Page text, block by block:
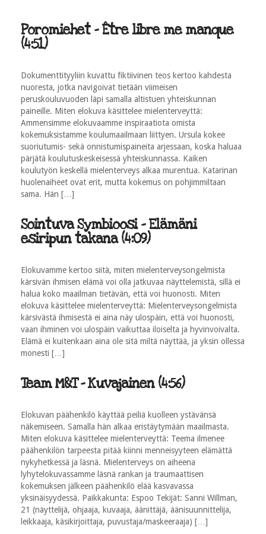
Poromiehet - Être libre me manque
(4:51)
Dokumenttityyliin kuvattu fiktiivinen teos kertoo kahdesta
nuoresta, jotka navigoivat tietään viimeisen
peruskouluvuoden läpi samalla altistuen yhteiskunnan
paineille. Miten elokuva käsittelee mielenterveyttä:
Ammensimme elokuvaamme inspiraatiota omista
kokemuksistamme koulumaailmaan liittyen. Ursula kokee
suoriutumis- sekä onnistumispaineita arjessaan, koska haluaa
pärjätä koulutuskeskeisessä yhteiskunnassa. Kaiken
koulutyön keskellä mielenterveys alkaa murentua. Katarinan
huolenaiheet ovat erit, mutta kokemus on pohjimmiltaan
sama. Hän […]
Sointuva Symbioosi - Elämäni
esiripun takana (4:09)
Elokuvamme kertoo siitä, miten mielenterveysongelmista
kärsivän ihmisen elämä voi olla jatkuvaa näyttelemistä, sillä ei
halua koko maailman tietävän, että voi huonosti. Miten
elokuva käsittelee mielenterveyttä: Mielenterveysongelmista
kärsivästä ihmisestä ei aina näy ulospäin, että voi huonosti,
vaan ihminen voi ulospäin vaikuttaa iloiselta ja hyvinvoivalta.
Elämä ei kuitenkaan aina ole sitä miltä näyttää, ja yksin ollessa
monesti […]
Team M&T - Kuvajainen (4:56)
Elokuvan päähenkilö käyttää peiliä kuolleen ystävänsä
näkemiseen. Samalla hän alkaa eristäytymään maailmasta.
Miten elokuva käsittelee mielenterveyttä: Teema ilmenee
päähenkilön tarpeesta pitää kiinni menneisyyteen elämättä
nykyhetkessä ja läsnä. Mielenterveys on aiheena
lyhytelokuvassamme läsnä rankan ja traumaattisen
kokemuksen jälkeen päähenkilö elää kasvavassa
yksinäisyydessä. Paikkakunta: Espoo Tekijät: Sanni Willman,
21 (näyttelijä, ohjaaja, kuvaaja, äänittäjä, äänisuunnittelija,
leikkaaja, käsikirjoittaja, puvustaja/maskeeraaja) […]